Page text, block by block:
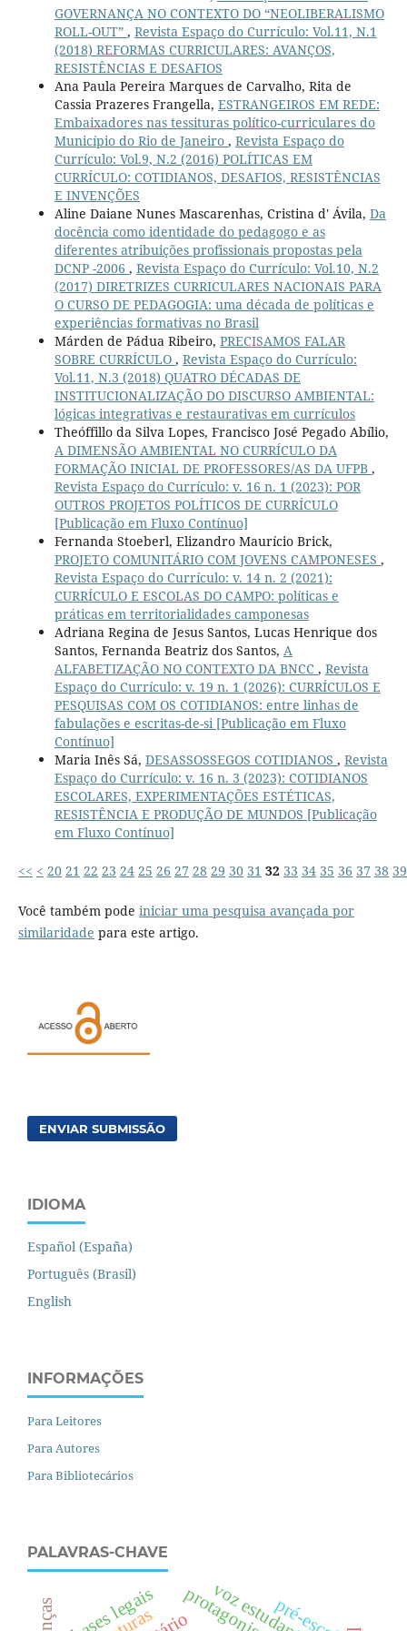
GOVERNANÇA NO CONTEXTO DO “NEOLIBERALISMO
ROLL-OUT” , Revista Espaço do Currículo: Vol.11, N.1
(2018) REFORMAS CURRICULARES: AVANÇOS,
RESISTÊNCIAS E DESAFIOS
Ana Paula Pereira Marques de Carvalho, Rita de
Cassia Prazeres Frangella, ESTRANGEIROS EM REDE:
Embaixadores nas tessituras político-curriculares do
Município do Rio de Janeiro , Revista Espaço do
Currículo: Vol.9, N.2 (2016) POLÍTICAS EM
CURRÍCULO: COTIDIANOS, DESAFIOS, RESISTÊNCIAS
E INVENÇÕES
Aline Daiane Nunes Mascarenhas, Cristina d' Ávila, Da
docência como identidade do pedagogo e as
diferentes atribuições profissionais propostas pela
DCNP -2006 , Revista Espaço do Currículo: Vol.10, N.2
(2017) DIRETRIZES CURRICULARES NACIONAIS PARA
O CURSO DE PEDAGOGIA: uma década de políticas e
experiências formativas no Brasil
Márden de Pádua Ribeiro, PRECISAMOS FALAR
SOBRE CURRÍCULO , Revista Espaço do Currículo:
Vol.11, N.3 (2018) QUATRO DÉCADAS DE
INSTITUCIONALIZAÇÃO DO DISCURSO AMBIENTAL:
lógicas integrativas e restaurativas em currículos
Theóffillo da Silva Lopes, Francisco José Pegado Abílio,
A DIMENSÃO AMBIENTAL NO CURRÍCULO DA
FORMAÇÃO INICIAL DE PROFESSORES/AS DA UFPB ,
Revista Espaço do Currículo: v. 16 n. 1 (2023): POR
OUTROS PROJETOS POLÍTICOS DE CURRÍCULO
[Publicação em Fluxo Contínuo]
Fernanda Stoeberl, Elizandro Maurício Brick,
PROJETO COMUNITÁRIO COM JOVENS CAMPONESES ,
Revista Espaço do Currículo: v. 14 n. 2 (2021):
CURRÍCULO E ESCOLAS DO CAMPO: políticas e
práticas em territorialidades camponesas
Adriana Regina de Jesus Santos, Lucas Henrique dos
Santos, Fernanda Beatriz dos Santos, A
ALFABETIZAÇÃO NO CONTEXTO DA BNCC , Revista
Espaço do Currículo: v. 19 n. 1 (2026): CURRÍCULOS E
PESQUISAS COM OS COTIDIANOS: entre linhas de
fabulações e escritas-de-si [Publicação em Fluxo
Contínuo]
Maria Inês Sá, DESASSOSSEGOS COTIDIANOS , Revista
Espaço do Currículo: v. 16 n. 3 (2023): COTIDIANOS
ESCOLARES, EXPERIMENTAÇÕES ESTÉTICAS,
RESISTÊNCIA E PRODUÇÃO DE MUNDOS [Publicação
em Fluxo Contínuo]
<< < 20 21 22 23 24 25 26 27 28 29 30 31 32 33 34 35 36 37 38 39
Você também pode iniciar uma pesquisa avançada por
similaridade para este artigo.
ENVIAR SUBMISSÃO
IDIOMA
Español (España)
Português (Brasil)
English
INFORMAÇÕES
Para Leitores
Para Autores
Para Bibliotecários
PALAVRAS-CHAVE
voz estudantil
bases legais